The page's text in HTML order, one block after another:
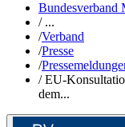
Bundesverband
/...
/Verband
/Presse
/
/EU-
dem...